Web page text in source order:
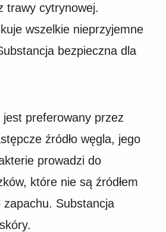
trawy cytrynowej.
wszelkie nieprzyjemne
bezpieczna dla
jest preferowany przez
źródło węgla, jego
prowadzi do
które nie są źródłem
zapachu. Substancja